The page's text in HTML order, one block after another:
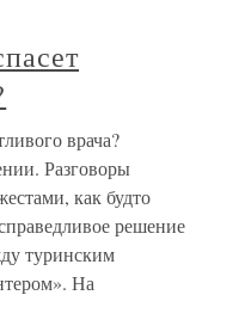
врача?
Разговоры
как будто
решение
туринским
На